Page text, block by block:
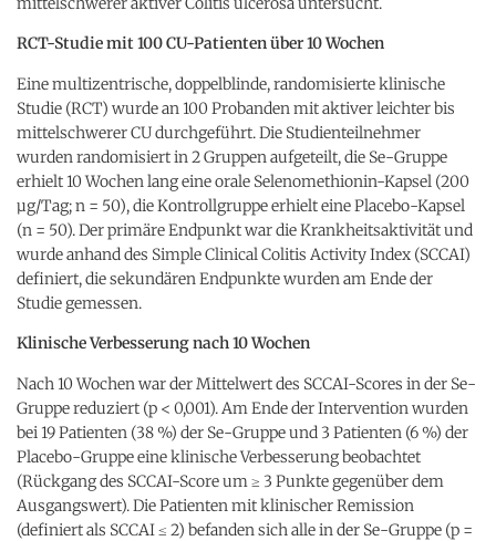
RCT-Studie mit 100 CU-Patienten über 10 Wochen
Eine multizentrische, doppelblinde, randomisierte klinische
Studie (RCT) wurde an 100 Probanden mit aktiver leichter bis
mittelschwerer CU durchgeführt. Die Studienteilnehmer
wurden randomisiert in 2 Gruppen aufgeteilt, die Se-Gruppe
erhielt 10 Wochen lang eine orale Selenomethionin-Kapsel (200
µg/Tag; n = 50), die Kontrollgruppe erhielt eine Placebo-Kapsel
(n = 50). Der primäre Endpunkt war die Krankheitsaktivität und
wurde anhand des Simple Clinical Colitis Activity Index (SCCAI)
definiert, die sekundären Endpunkte wurden am Ende der
Studie gemessen.
Klinische Verbesserung nach 10 Wochen
Nach 10 Wochen war der Mittelwert des SCCAI-Scores in der Se-
Gruppe reduziert (p < 0,001). Am Ende der Intervention wurden
bei 19 Patienten (38 %) der Se-Gruppe und 3 Patienten (6 %) der
Placebo-Gruppe eine klinische Verbesserung beobachtet
(Rückgang des SCCAI-Score um ≥ 3 Punkte gegenüber dem
Ausgangswert). Die Patienten mit klinischer Remission
(definiert als SCCAI ≤ 2) befanden sich alle in der Se-Gruppe (p =